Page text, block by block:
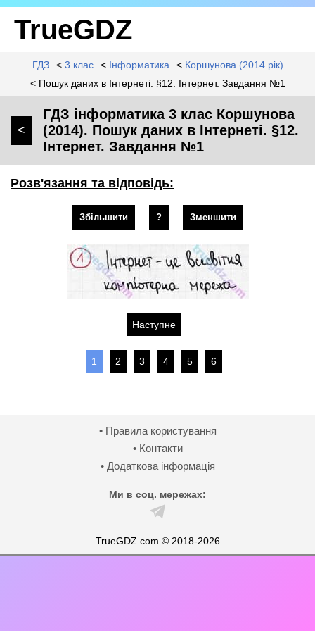
TrueGDZ
ГДЗ < 3 клас < Інформатика < Коршунова (2014 рік)
< Пошук даних в Інтернеті. §12. Інтернет. Завдання №1
<
ГДЗ інформатика 3 клас Коршунова
(2014). Пошук даних в Інтернеті. §12.
Інтернет. Завдання №1
Розв'язання та відповідь:
Збільшити ? Зменшити
Наступне
1 2 3 4 5 6
• Правила користування
• Контакти
• Додаткова інформація
Ми в соц. мережах:
TrueGDZ.com © 2018-2026